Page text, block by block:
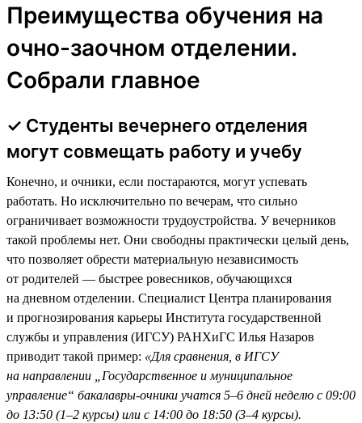
Преимущества обучения на
очно-заочном отделении.
Собрали главное
✓ Студенты вечернего отделения
могут совмещать работу и учебу
Конечно, и очники, если постараются, могут успевать
работать. Но исключительно по вечерам, что сильно
ограничивает возможности трудоустройства. У вечерников
такой проблемы нет. Они свободны практически целый день,
что позволяет обрести материальную независимость
от родителей — быстрее ровесников, обучающихся
на дневном отделении. Специалист Центра планирования
и прогнозирования карьеры Института государственной
службы и управления (ИГСУ) РАНХиГС Илья Назаров
приводит такой пример: «Для сравнения, в ИГСУ
на направлении „Государственное и муниципальное
управление“ бакалавры-очники учатся 5–6 дней неделю с 09:00
до 13:50 (1–2 курсы) или с 14:00 до 18:50 (3–4 курсы).